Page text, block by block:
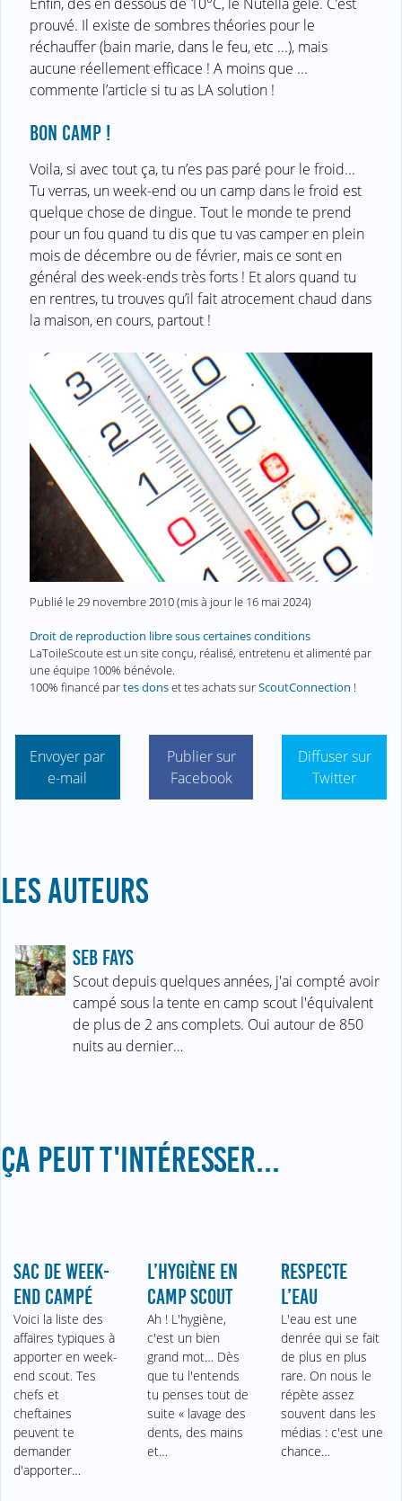
prouvé. Il existe de sombres théories pour le
réchauffer (bain marie, dans le feu, etc ...), mais
aucune réellement efficace ! A moins que ...
commente l’article si tu as LA solution !
BON CAMP !
Voila, si avec tout ça, tu n’es pas paré pour le froid...
Tu verras, un week-end ou un camp dans le froid est
quelque chose de dingue. Tout le monde te prend
pour un fou quand tu dis que tu vas camper en plein
mois de décembre ou de février, mais ce sont en
général des week-ends très forts ! Et alors quand tu
en rentres, tu trouves qu’il fait atrocement chaud dans
la maison, en cours, partout !
Publié le 29 novembre 2010(mis à jour le 16 mai 2024)
Droit de reproduction libre sous certaines conditions
LaToileScoute est un site conçu, réalisé, entretenu et alimenté par
une équipe 100% bénévole.
100% financé partes donset tes achats surScoutConnection !
Envoyer par
e-mail
Publier sur
Facebook
Diffuser sur
Twitter
LES AUTEURS
SEB FAYS
Scout depuis quelques années, j'ai compté avoir
campé sous la tente en camp scout l'équivalent
de plus de 2 ans complets. Oui autour de 850
nuits au dernier…
ÇA PEUT T'INTÉRESSER...
SAC DE WEEK-
END CAMPÉ
Voici la liste des
affaires typiques à
apporter en week-
end scout. Tes
chefs et
cheftaines
peuvent te
demander
d'apporter…
L’HYGIÈNE EN
CAMP SCOUT
Ah ! L'hygiène,
c'est un bien
grand mot… Dès
que tu l'entends
tu penses tout de
suite « lavage des
dents, des mains
et…
RESPECTE
L’EAU
L'eau est une
denrée qui se fait
de plus en plus
rare. On nous le
répète assez
souvent dans les
médias : c'est une
chance…